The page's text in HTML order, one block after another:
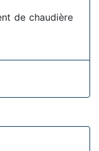
de chaudière